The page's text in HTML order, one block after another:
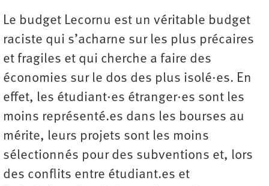
Le budget Lecornu est un véritable budget
raciste qui s’acharne sur les plus précaires
et fragiles et qui cherche a faire des
économies sur le dos des plus isolé·es. En
effet, les étudiant·es étranger·es sont les
moins représenté.es dans les bourses au
mérite, leurs projets sont les moins
sélectionnés pour des subventions et, lors
des conflits entre étudiant.es et